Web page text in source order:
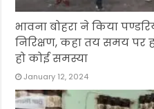
भावना बोहरा ने किया
निरिक्षण, कहा तय समय पर
हो कोई समस्या
January 12, 2024